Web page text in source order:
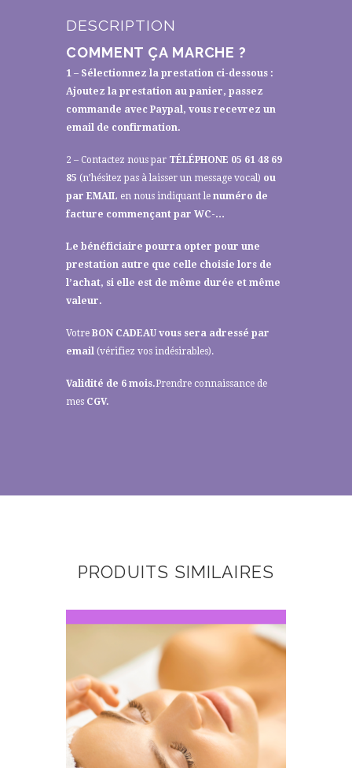
DESCRIPTION
COMMENT ÇA MARCHE ?
1 – Sélectionnez la prestation ci-dessous :
Ajoutez la prestation au panier, passez
commande avec Paypal, vous recevrez un
email de confirmation.
2 – Contactez nous par TÉLÉPHONE 05 61 48 69
85 (n’hésitez pas à laisser un message vocal) ou
par EMAIL en nous indiquant le numéro de
facture commençant par WC-…
Le bénéficiaire pourra opter pour une
prestation autre que celle choisie lors de
l’achat, si elle est de même durée et même
valeur.
Votre BON CADEAU vous sera adressé par
email (vérifiez vos indésirables).
Validité de 6 mois.Prendre connaissance de
mes CGV.
PRODUITS SIMILAIRES